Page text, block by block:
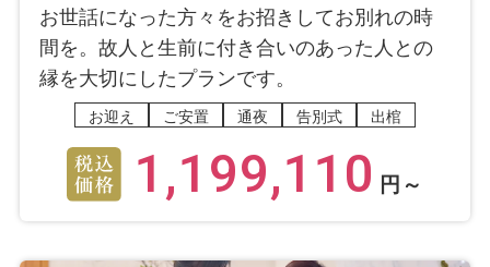
お世話になった方々をお招きしてお別れの時
間を。故人と生前に付き合いのあった人との
縁を大切にしたプランです。
お迎え ご安置 通夜 告別式 出棺
1,199,110 円～